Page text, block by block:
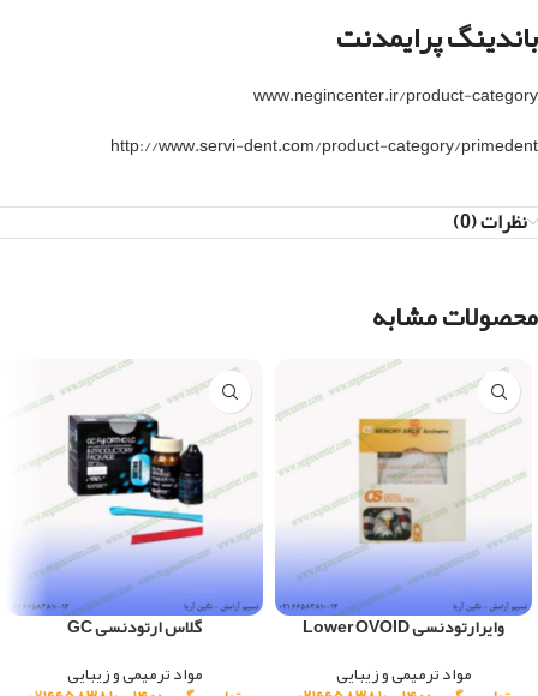
باندینگ پرایمدنت
www.negincenter.ir/product-category
http://www.servi-dent.com/product-category/primedent
نظرات (0)
محصولات مشابه
وایرارتودنسی Lower OVOID
مواد ترمیمی و زیبایی
گلاس ارتودنسی GC
مواد ترمیمی و زیبایی